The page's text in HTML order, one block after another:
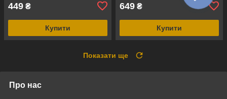
449 ₴
Купити
649 ₴
Купити
Показати ще
Про нас